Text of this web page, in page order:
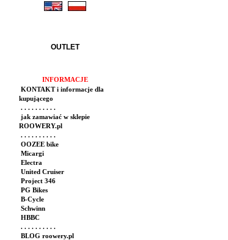
OUTLET
INFORMACJE
KONTAKT i informacje dla
kupującego
. . . . . . . . . .
jak zamawiać w sklepie
ROOWERY.pl
. . . . . . . . . .
OOZEE bike
Micargi
Electra
United Cruiser
Project 346
PG Bikes
B-Cycle
Schwinn
HBBC
. . . . . . . . . .
BLOG roowery.pl